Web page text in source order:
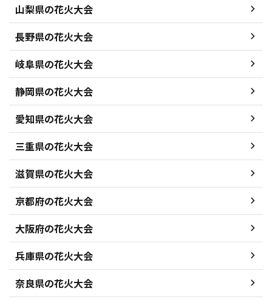
山梨県の花火大会
長野県の花火大会
岐阜県の花火大会
静岡県の花火大会
愛知県の花火大会
三重県の花火大会
滋賀県の花火大会
京都府の花火大会
大阪府の花火大会
兵庫県の花火大会
奈良県の花火大会